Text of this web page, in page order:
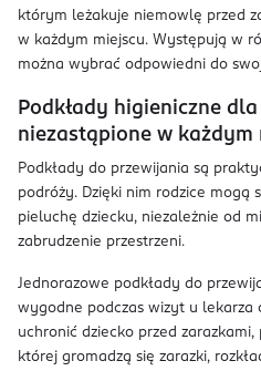
którym leżakuje niemowlę przed
w każdym miejscu. Występują w
można wybrać odpowiedni do
Podkłady higieniczne
niezastąpione w każdym
Podkłady do przewijania są
podróży. Dzięki nim rodzice mogą
pieluchę dziecku, niezależnie od
zabrudzenie przestrzeni.
Jednorazowe podkłady do
wygodne podczas wizyt u lekarza
uchronić dziecko przed
której gromadzą się zarazki,